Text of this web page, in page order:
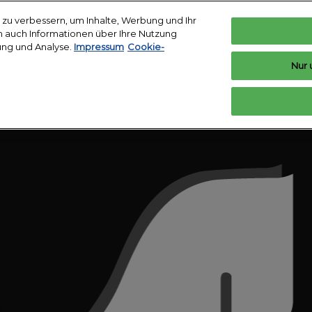
Mannheim
verbessern, um Inhalte, Werbung und Ihr
auch Informationen über Ihre Nutzung
und Analyse. Impressum Cookie-
Nur